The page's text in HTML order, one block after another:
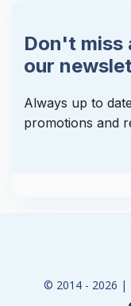
Don't miss
our
Always up to
promotions and
© 2014 - 2026 |